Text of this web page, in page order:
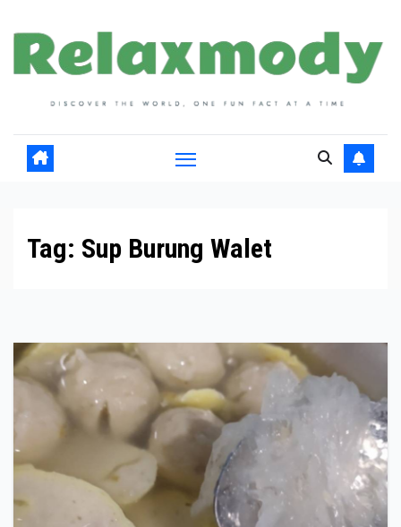
content
Tag: Sup Burung Walet